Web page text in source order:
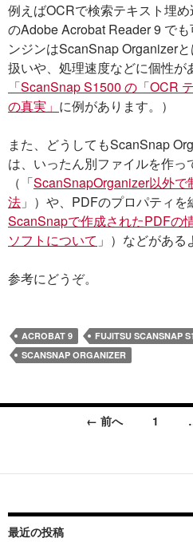
例えばOCRで検索テキスト埋
のAdobe Acrobat Reader 9 で
ンジンはScanSnap Organizer
扱いや、処理速度などに個性が
「ScanSnap S1500 の「OCR
の真実」 に例があります。）
また、どうしてもScanSnap
は、いったん別ファイルを作っ
（「ScanSnapOrganizer以外
法 」）や、PDFのプロパティ
ScanSnapで作成されたPDFの
ソフトについて 」）などがある
参考にどうぞ。
ACROBAT 9 FUJITSU SCANSNAP
SCANSNAP ORGANIZER
稿
ナ
ビ
← 前へ 1
最近の投稿